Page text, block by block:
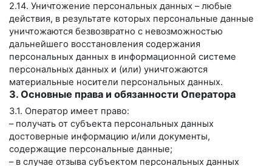
2.14. Уничтожение персональных данных – любые
действия, в результате которых персональные данные
уничтожаются безвозвратно с невозможностью
дальнейшего восстановления содержания
персональных данных в информационной системе
персональных данных и (или) уничтожаются
материальные носители персональных данных.
3. Основные права и обязанности Оператора
3.1. Оператор имеет право:
– получать от субъекта персональных данных
достоверные информацию и/или документы,
содержащие персональные данные;
– в случае отзыва субъектом персональных данных